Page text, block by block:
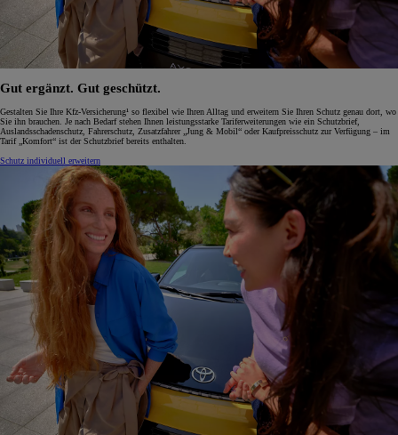
Gut ergänzt. Gut geschützt.
Gestalten Sie Ihre Kfz-Versicherung¹ so flexibel wie Ihren Alltag und erweitern Sie Ihren Schutz genau dort, wo
Sie ihn brauchen. Je nach Bedarf stehen Ihnen leistungsstarke Tariferweiterungen wie ein Schutzbrief,
Auslandsschadenschutz, Fahrerschutz, Zusatzfahrer „Jung & Mobil“ oder Kaufpreisschutz zur Verfügung – im
Tarif „Komfort“ ist der Schutzbrief bereits enthalten.
Schutz individuell erweitern